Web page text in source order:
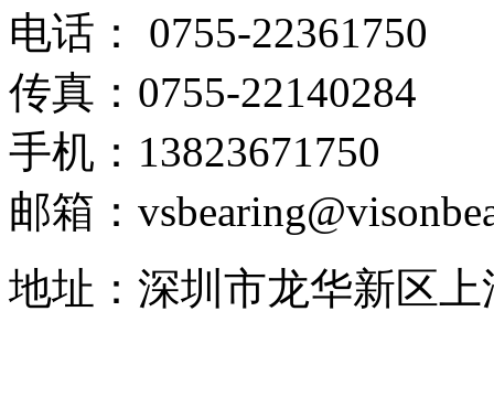
电话： 0755-22361750
传真：0755-22140284
手机：13823671750
邮箱：
地址：深圳市龙华新区